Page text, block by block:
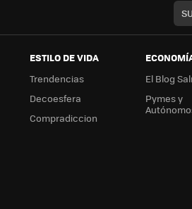
ESTILO DE VIDA
Trendencias
Decoesfera
Compradiccion
El Blog
Pymes y